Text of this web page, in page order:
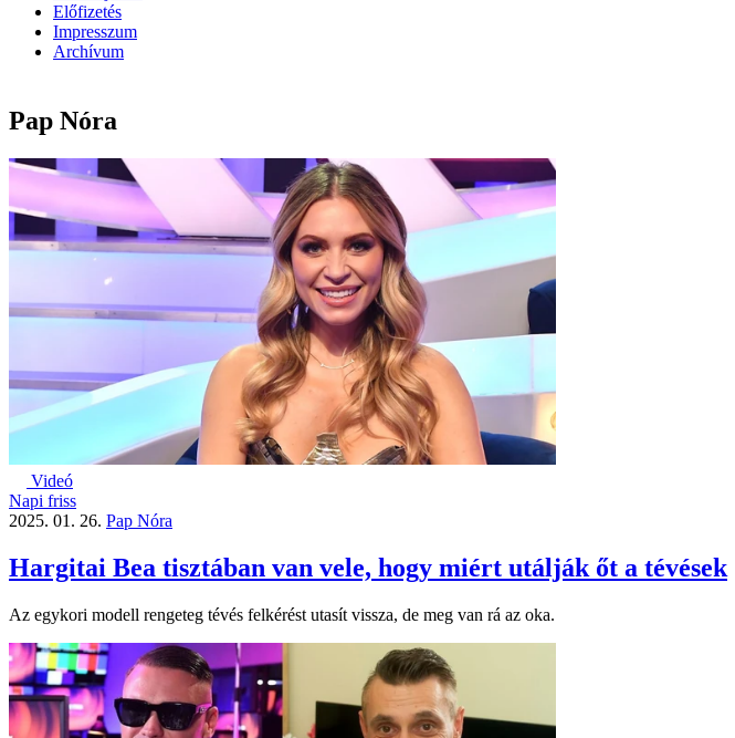
Előfizetés
Impresszum
Archívum
Pap Nóra
Videó
Napi friss
2025. 01. 26. Pap Nóra
Hargitai Bea tisztában van vele, hogy miért utálják őt a tévések
Az egykori modell rengeteg tévés felkérést utasít vissza, de meg van rá az oka.